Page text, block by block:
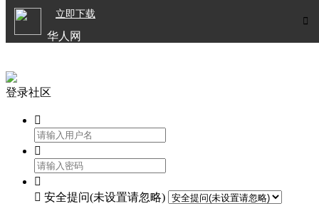

立即下载
华人网
登录社区



 安全提问(未设置请忽略)